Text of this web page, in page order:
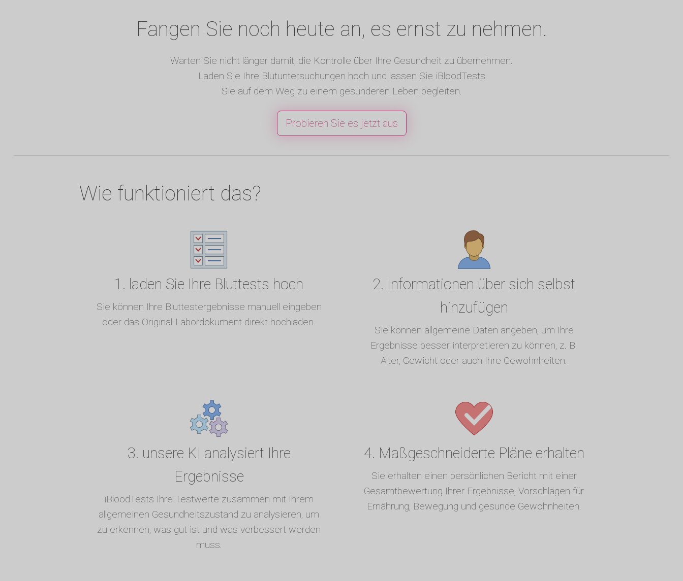
Fangen Sie noch heute an, es ernst zu nehmen.
Warten Sie nicht länger damit, die Kontrolle über Ihre Gesundheit zu übernehmen.
Laden Sie Ihre Blutuntersuchungen hoch und lassen Sie iBloodTests
Sie auf dem Weg zu einem gesünderen Leben begleiten.
Probieren Sie es jetzt aus
Wie funktioniert das?
1. laden Sie Ihre Bluttests hoch
Sie können Ihre Bluttestergebnisse manuell eingeben
oder das Original-Labordokument direkt hochladen.
2. Informationen über sich selbst
hinzufügen
Sie können allgemeine Daten angeben, um Ihre
Ergebnisse besser interpretieren zu können, z. B.
Alter, Gewicht oder auch Ihre Gewohnheiten.
3. unsere KI analysiert Ihre
Ergebnisse
iBloodTests Ihre Testwerte zusammen mit Ihrem
allgemeinen Gesundheitszustand zu analysieren, um
zu erkennen, was gut ist und was verbessert werden
muss.
4. Maßgeschneiderte Pläne erhalten
Sie erhalten einen persönlichen Bericht mit einer
Gesamtbewertung Ihrer Ergebnisse, Vorschlägen für
Ernährung, Bewegung und gesunde Gewohnheiten.